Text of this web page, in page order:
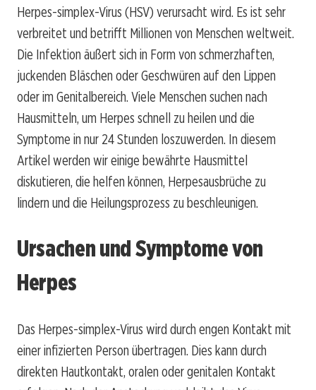
Herpes-simplex-Virus (HSV) verursacht wird. Es ist sehr
verbreitet und betrifft Millionen von Menschen weltweit.
Die Infektion äußert sich in Form von schmerzhaften,
juckenden Bläschen oder Geschwüren auf den Lippen
oder im Genitalbereich. Viele Menschen suchen nach
Hausmitteln, um Herpes schnell zu heilen und die
Symptome in nur 24 Stunden loszuwerden. In diesem
Artikel werden wir einige bewährte Hausmittel
diskutieren, die helfen können, Herpesausbrüche zu
lindern und die Heilungsprozess zu beschleunigen.
Ursachen und Symptome von
Herpes
Das Herpes-simplex-Virus wird durch engen Kontakt mit
einer infizierten Person übertragen. Dies kann durch
direkten Hautkontakt, oralen oder genitalen Kontakt